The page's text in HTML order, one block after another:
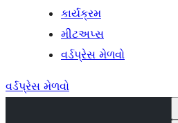
કાર્યક્રમ
મીટઅપ્સ
વર્ડપ્રેસ મેળવો
વર્ડપ્રેસ મેળવો